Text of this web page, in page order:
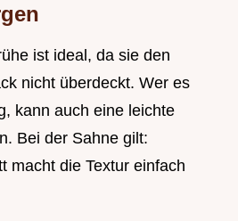
ist ideal, da sie den
nicht überdeckt. Wer es
kann auch eine leichte
Bei der Sahne gilt:
macht die Textur einfach